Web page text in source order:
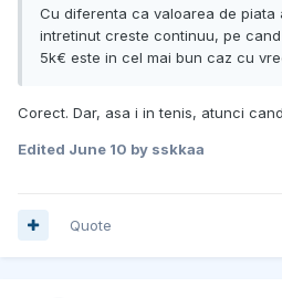
Cu diferenta ca valoarea de piata
intretinut creste continuu, pe
5k€ este in cel mai bun caz cu
Corect. Dar, asa i in tenis, atunci
Edited June 10 by sskkaa
Quote